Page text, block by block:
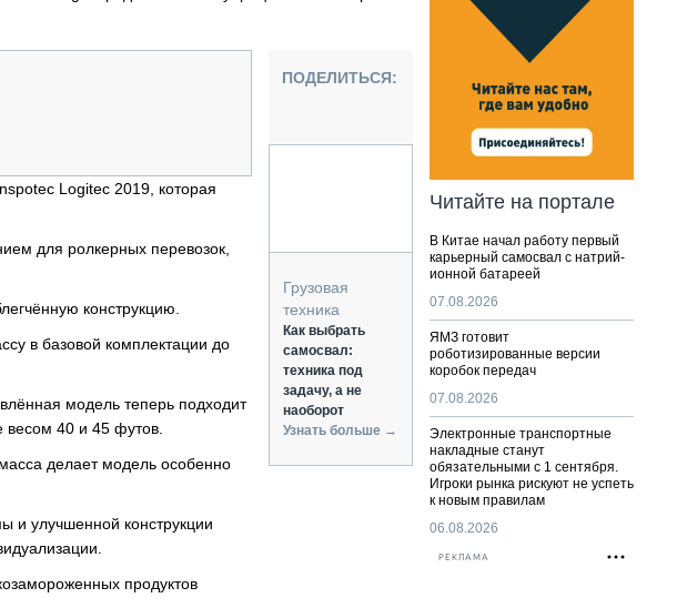
ПАССАЖИРСКИЙ ТРАНСПОРТ
КАРЬЕРНАЯ ТЕХНИКА
АВТОМАТИЗАЦИЯ И ТЕХНОЛОГИИ
Logitec 2019, которая
для ролкерных перевозок,
конструкцию.
в базовой комплектации до
модель теперь подходит
весом 40 и 45 футов.
делает модель особенно
и улучшенной конструкции
продуктов
ПОДЕЛИТЬСЯ:
Грузовая
техника
Как выбрать
самосвал:
техника под
задачу, а не
наоборот
Узнать больше →
Читайте на портале
В Китае начал работу первый
карьерный самосвал с натрий-
ионной батареей
07.08.2026
ЯМЗ готовит
роботизированные версии
коробок передач
07.08.2026
Электронные транспортные
накладные станут
обязательными с 1 сентября.
Игроки рынка рискуют не успеть
к новым правилам
06.08.2026
РЕКЛАМА